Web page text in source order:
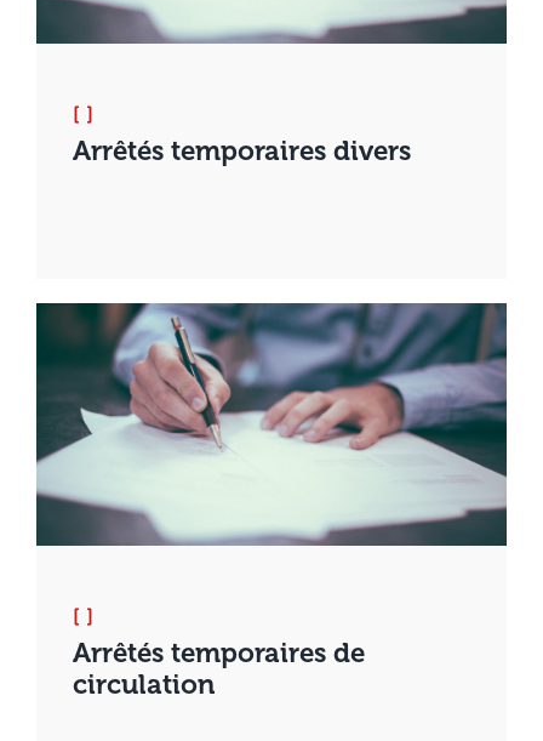
[ ]
Arrêtés temporaires divers
[ ]
Arrêtés temporaires de
circulation